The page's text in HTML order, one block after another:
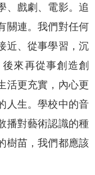
、戲劇、電影。追
關連。我們對任何
近、從事學習，沉
來再從事創造創
活更充實，內心更
人生。學校中的音
播對藝術認識的種
樹苗，我們都應該